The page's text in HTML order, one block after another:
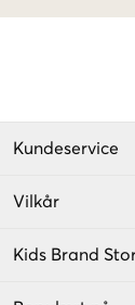
Kundeservice
Vilkår
Kids Brand